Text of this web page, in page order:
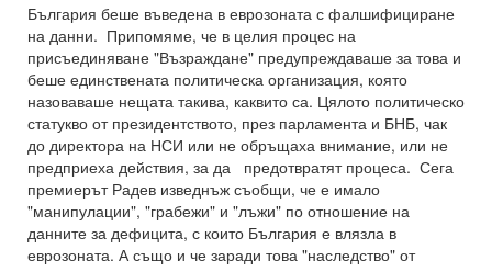
България беше въведена в еврозоната с фалшифициране
на данни. Припомяме, че в целия процес на
присъединяване "Възраждане" предупреждаваше за това и
беше единствената политическа организация, която
назоваваше нещата такива, каквито са. Цялото политическо
статукво от президентството, през парламента и БНБ, чак
до директора на НСИ или не обръщаха внимание, или не
предприеха действия, за да предотвратят процеса. Сега
премиерът Радев изведнъж съобщи, че е имало
"манипулации", "грабежи" и "лъжи" по отношение на
данните за дефицита, с които България е влязла в
еврозоната. А също и че заради това "наследство" от